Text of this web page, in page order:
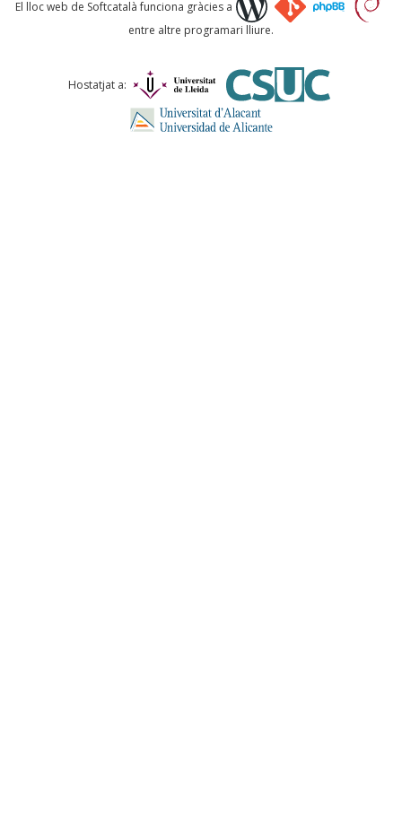
Comentari *
El lloc web de Softcatalà funciona gràcies a
entre altre programari lliure.
Hostatjat a: